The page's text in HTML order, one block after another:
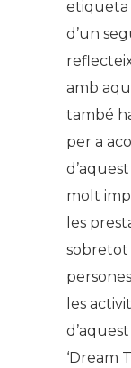
etiqueta
d’un
amb
també
per a
molt
les
sobretot
les
‘Dream